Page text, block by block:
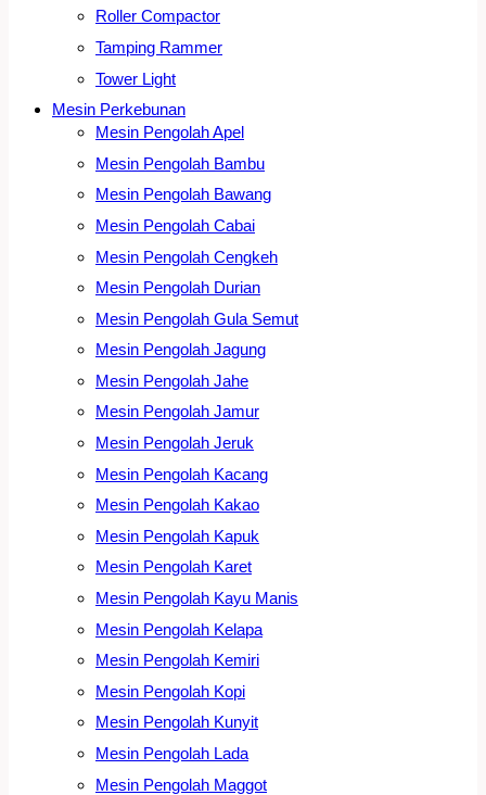
Roller Compactor
Tamping Rammer
Tower Light
Mesin Perkebunan
Mesin Pengolah Apel
Mesin Pengolah Bambu
Mesin Pengolah Bawang
Mesin Pengolah Cabai
Mesin Pengolah Cengkeh
Mesin Pengolah Durian
Mesin Pengolah Gula Semut
Mesin Pengolah Jagung
Mesin Pengolah Jahe
Mesin Pengolah Jamur
Mesin Pengolah Jeruk
Mesin Pengolah Kacang
Mesin Pengolah Kakao
Mesin Pengolah Kapuk
Mesin Pengolah Karet
Mesin Pengolah Kayu Manis
Mesin Pengolah Kelapa
Mesin Pengolah Kemiri
Mesin Pengolah Kopi
Mesin Pengolah Kunyit
Mesin Pengolah Lada
Mesin Pengolah Maggot